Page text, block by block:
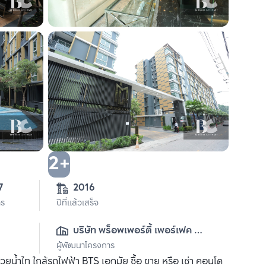
2+
2016
ปีที่แล้วเสร็จ
บริษัท พร็อพเพอร์ตี้ เพอร์เฟค
จำกัด (มหาชน)
ผู้พัฒนาโครงการ
ำไท ใกล้รถไฟฟ้า BTS เอกมัย ซื้อ ขาย หรือ เช่า คอนโด